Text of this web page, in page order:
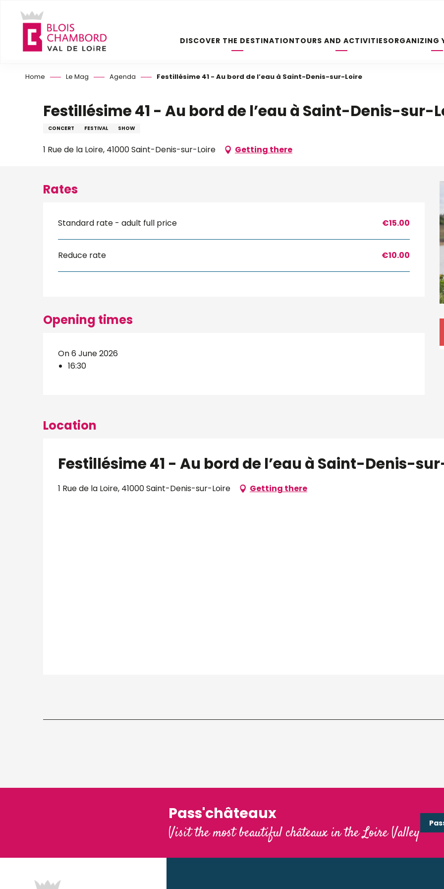
contenu
principal
DISCOVER THE DESTINATIONTOURS AND ACTIVITIESORGANIZING
Home Le Mag Agenda Festillésime 41 - Au bord de l’eau à Saint-Denis-sur-Loire
Festillésime 41 - Au bord de l’eau à Saint-Denis-sur-
CONCERT FESTIVAL SHOW
1 Rue de la Loire, 41000 Saint-Denis-sur-Loire Getting there
Rates
Standard rate - adult full price €15.00
Reduce rate €10.00
Opening times
On 6 June 2026
16:30
Location
Festillésime 41 - Au bord de l’eau à Saint-Denis-
1 Rue de la Loire, 41000 Saint-Denis-sur-Loire Getting there
Pass'châteaux
Visit the most beautiful châteaux in the Loire Valley